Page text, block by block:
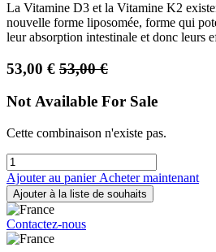
La Vitamine D3 et la Vitamine K2
nouvelle forme liposomée, forme qui
leur absorption intestinale et donc leurs
53,00 € 53,00€
Not Available For Sale
Cette combinaison n'existe pas.
Ajouter au panier Acheter maintenant
Ajouter à la liste de souhaits
Contactez-nous